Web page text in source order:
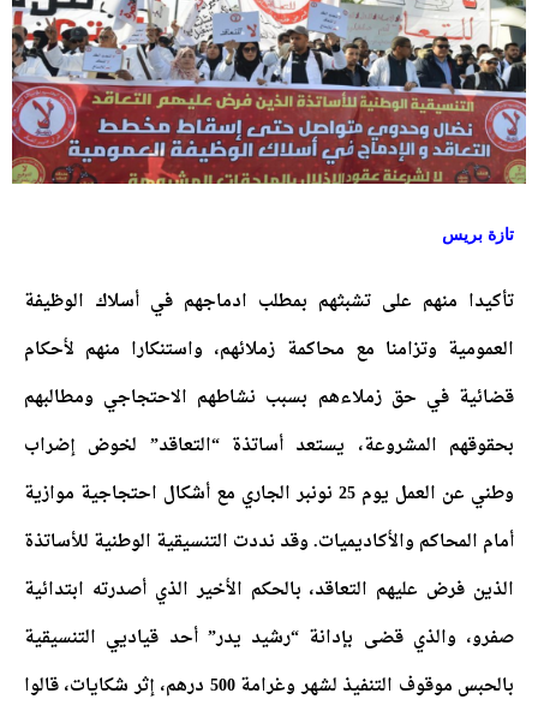
تازة بريس
تأكيدا منهم على تشبثهم بمطلب ادماجهم في أسلاك الوظيفة
العمومية وتزامنا مع محاكمة زملائهم، واستنكارا منهم لأحكام
قضائية في حق زملاءهم بسبب نشاطهم الاحتجاجي ومطالبهم
بحقوقهم المشروعة، يستعد أساتذة “التعاقد” لخوض إضراب
وطني عن العمل يوم 25 نونبر الجاري مع أشكال احتجاجية موازية
أمام المحاكم والأكاديميات. وقد نددت التنسيقية الوطنية للأساتذة
الذين فرض عليهم التعاقد، بالحكم الأخير الذي أصدرته ابتدائية
صفرو، والذي قضى بإدانة “رشيد يدر” أحد قياديي التنسيقية
بالحبس موقوف التنفيذ لشهر وغرامة 500 درهم، إثر شكايات، قالوا